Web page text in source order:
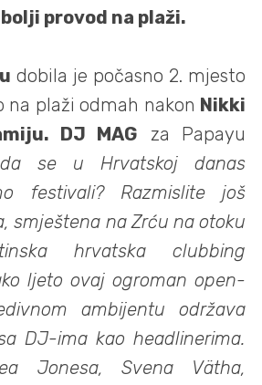
provod na plaži.
dobila je počasno 2. mjesto
na plaži odmah nakon Nikki
DJ MAG za Papayu
da se u Hrvatskoj danas
festivali? Razmislite još
smještena na Zrću na otoku
hrvatska clubbing
ljeto ovaj ogroman open-
ambijentu održava
DJ-ima kao headlinerima.
Jonesa, Svena Vätha,